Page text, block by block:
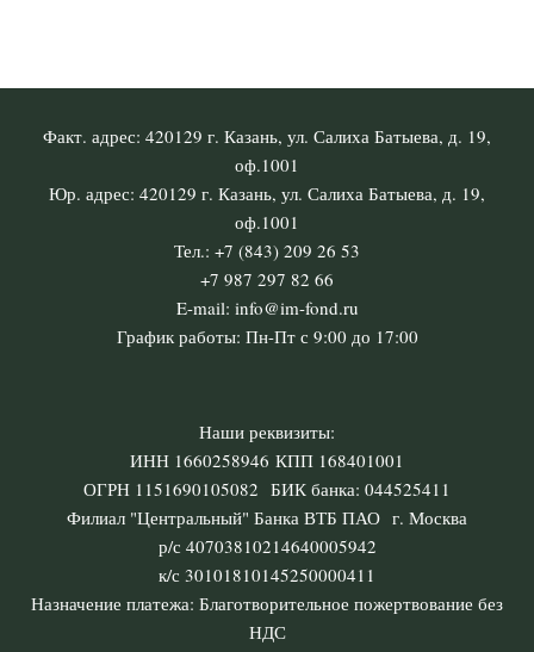
Факт. адрес: 420129 г. Казань, ул. Салиха Батыева, д. 19,
оф.1001
Юр. адрес: 420129 г. Казань, ул. Салиха Батыева, д. 19,
оф.1001
Тел.: +7 (843) 209 26 53
+7 987 297 82 66
E-mail: info@im-fond.ru
График работы: Пн-Пт с 9:00 до 17:00
Наши реквизиты:
ИНН 1660258946 КПП 168401001
ОГРН 1151690105082 БИК банка: 044525411
Филиал "Центральный" Банка ВТБ ПАО г. Москва
р/с 40703810214640005942
к/с 30101810145250000411
Назначение платежа: Благотворительное пожертвование без
НДС